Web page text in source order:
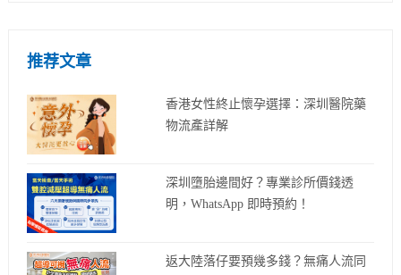
推荐文章
香港女性終止懷孕選擇：深圳醫院藥
物流產詳解
深圳墮胎邊間好？專業診所價錢透
明，WhatsApp 即時預約！
返大陸落仔要預幾多錢？無痛人流同